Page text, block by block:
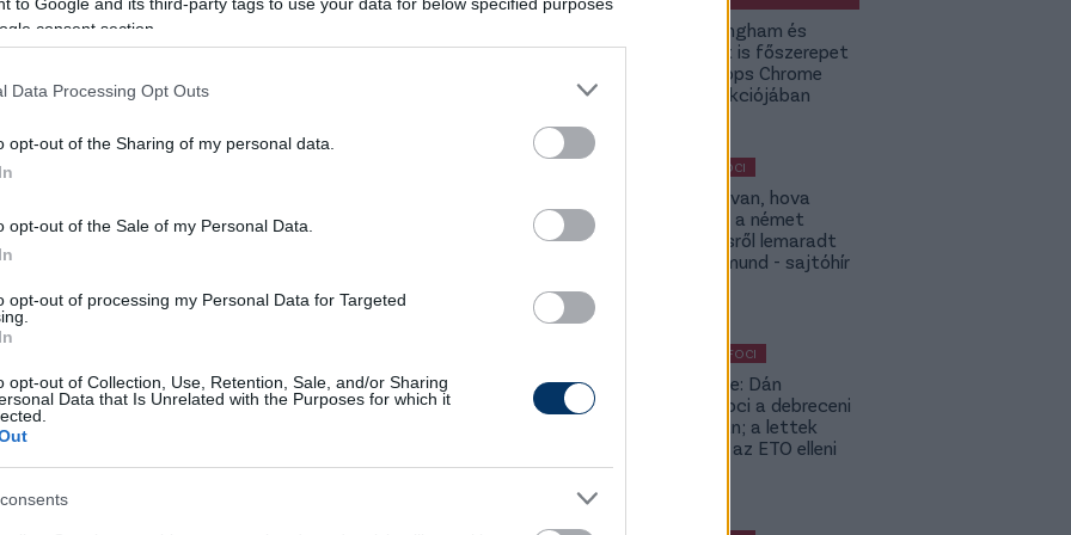
consent section.
Data Processing Opt Outs
opt-out of the Sharing of my personal data.
opt-out of the Sale of my Personal Data.
opt-out of processing my Personal Data for Targeted
opt-out of Collection, Use, Retention, Sale, and/or Sharing
Data that Is Unrelated with the Purposes for which it
labdarúgót tavaly február közepén
alatt 27 tétmérkőzésen hatszor volt
közepén jelentette be, hogy
a játékossal, aki így szabadon igazolható
több német klubnál (Hamburger SV,
2016-ban a SV Darmstadt 98-ban), a
gólt szerzett.
szerzett, ezzel a 15. helyet foglalja el a 18-
esik ki, míg a 16. helyezettre osztályozó
készített először hosszabb interjút
Jude Bellingham és
Budapest is főszerepet
kap a Topps Chrome
UCC kollekciójában
MAGYAR FOCI
ETO: Megvan, hova
igazolhat a német
szerződésről lemaradt
Tóth Rajmund - sajtóhír
KÜLFÖLDI FOCI
Lapszemle: Dán
szambafoci a debreceni
szaunában; a lettek
kevesellik az ETO elleni